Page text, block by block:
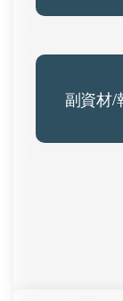
副資材/